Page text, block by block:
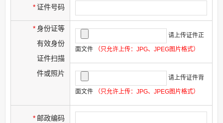
*证件号码
* 身份证等
有效身份
证件扫描
件或照片
请上传证件正
面文件
（只允许上传：JPG、JPEG图片格式）
请上传证件背
面文件
（只允许上传：JPG、JPEG图片格式）
* 邮政编码